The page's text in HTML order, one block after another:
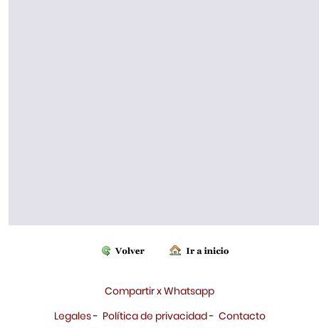
Compartir x Whatsapp
Legales- Política de privacidad- Contacto